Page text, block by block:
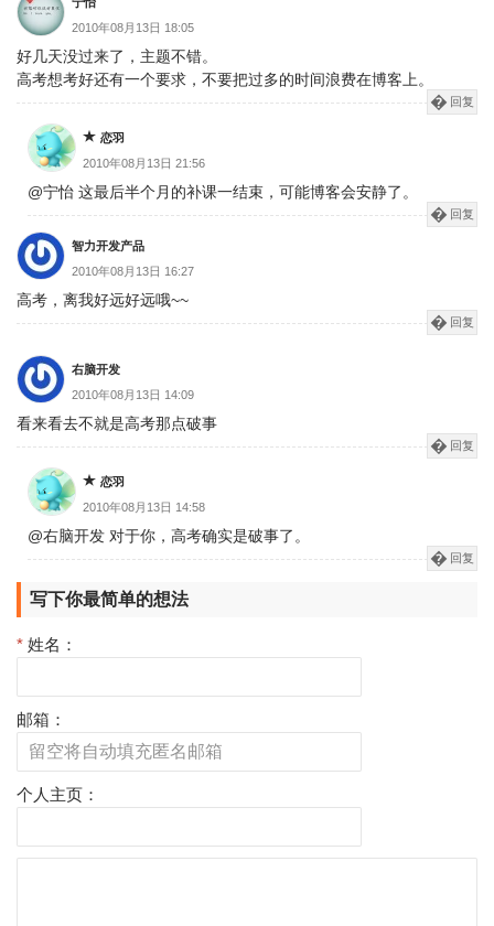
2010年08月13日 18:05
好几天没过来了，主题不错。
高考想考好还有一个要求，不要把过多的时间浪费在博客上。
回复
恋羽
2010年08月13日 21:56
@宁怡 这最后半个月的补课一结束，可能博客会安静了。
回复
智力开发产品
2010年08月13日 16:27
高考，离我好远好远哦~~
回复
右脑开发
2010年08月13日 14:09
看来看去不就是高考那点破事
回复
恋羽
2010年08月13日 14:58
@右脑开发 对于你，高考确实是破事了。
回复
写下你最简单的想法
* 姓名：
邮箱：
个人主页：